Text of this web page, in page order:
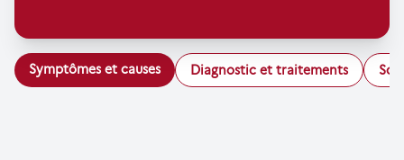
Symptômes et causes Diagnostic et traitements